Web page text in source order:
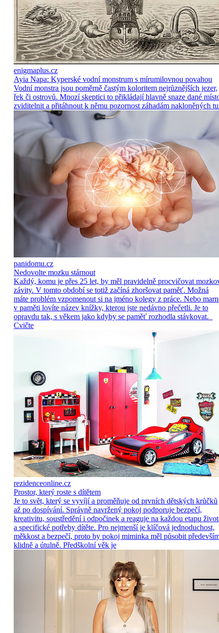
enigmaplus.cz
Ayia Napa: Kyperské vodní monstrum s mírumilovnou povahou
Vodní monstra jsou poměrně častým koloritem nejrůznějších jezer,
řek či ostrovů. Mnozí skeptici to přikládají hlavně snaze dané
zviditelnit a přitáhnout k němu pozornost záhadám nakloněných
panidomu.cz
Nedovolte mozku stárnout
Každý, komu je přes 25 let, by měl pravidelně procvičovat
závity. V tomto období se totiž začíná zhoršovat paměť. Možná
máte problém vzpomenout si na jméno kolegy z práce. Nebo
v paměti lovíte název knížky, kterou jste nedávno přečetli. Je to
opravdu tak, s věkem jako kdyby se paměť rozhodla stávkovat.
Cvičte
rezidenceonline.cz
Prostor, který roste s dítětem
Je to svět, který se vyvíjí a proměňuje od prvních dětských krůčků
až po dospívání. Správně navržený pokoj podporuje bezpečí,
kreativitu, soustředění i odpočinek a reaguje na každou etapu
a specifické potřeby dítěte. Pro nejmenší je klíčová jednoduchost,
měkkost a bezpečí, proto by pokoj miminka měl působit
klidně a útulně. Předškolní věk je